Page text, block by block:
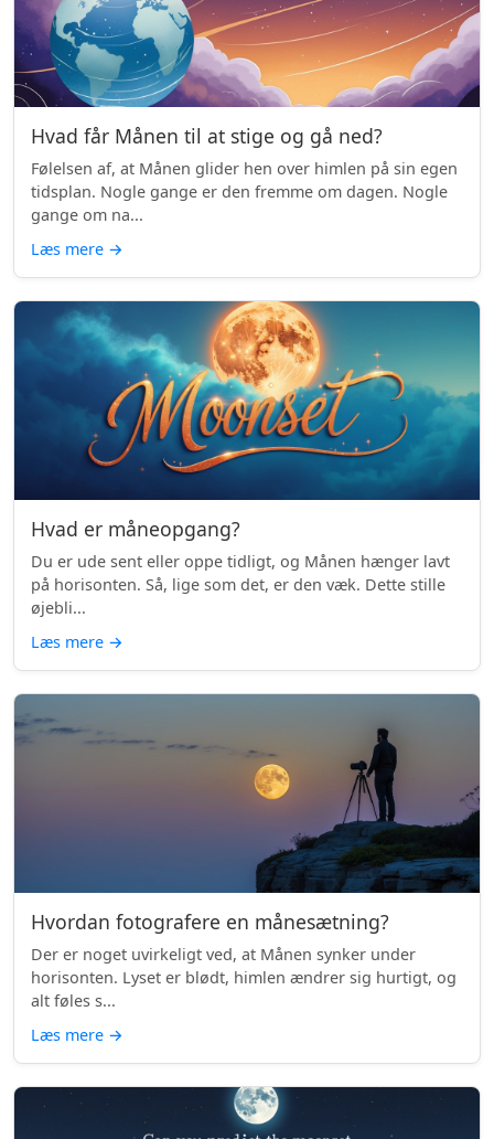
Hvad får Månen til at stige og gå ned?
Følelsen af, at Månen glider hen over himlen på sin egen
tidsplan. Nogle gange er den fremme om dagen. Nogle
gange om na...
Læs mere →
Hvad er måneopgang?
Du er ude sent eller oppe tidligt, og Månen hænger lavt
på horisonten. Så, lige som det, er den væk. Dette stille
øjebli...
Læs mere →
Hvordan fotografere en månesætning?
Der er noget uvirkeligt ved, at Månen synker under
horisonten. Lyset er blødt, himlen ændrer sig hurtigt, og
alt føles s...
Læs mere →